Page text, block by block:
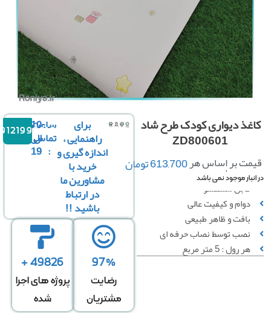
دیواری کودک طرح شاد
ZD800601
بر اساس هر
رول : 613,700تومان
قابل شستشو
دوام و کیفیت عالی
بافت و ظاهر طبیعی
نصب توسط نصاب حرفه ای
هر رول : 5 متر مربع
موجود نمی باشد
برای
راهنمایی ،
اندازه گیری و
خرید با
مشاورین ما
در ارتباط
باشید !!
ساعت
تماس
:
10
الی
19
09121996816
97%
رضایت
مشتریان
49826 +
پروژه های اجرا